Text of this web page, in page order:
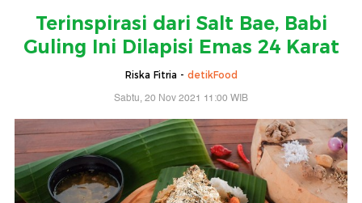
Terinspirasi dari Salt Bae, Babi
Guling Ini Dilapisi Emas 24 Karat
Riska Fitria - detikFood
Sabtu, 20 Nov 2021 11:00 WIB